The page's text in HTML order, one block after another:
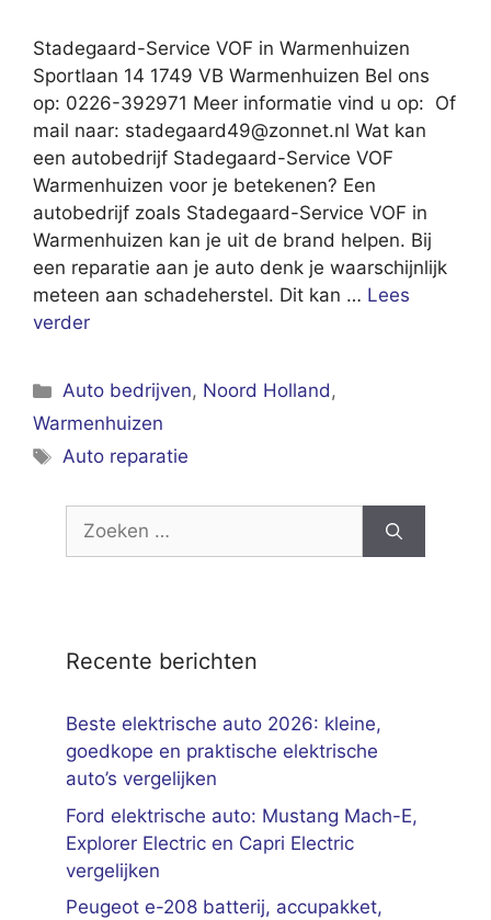
Stadegaard-Service VOF in Warmenhuizen
Sportlaan 14 1749 VB Warmenhuizen Bel ons
op: 0226-392971 Meer informatie vind u op: Of
mail naar: stadegaard49@zonnet.nl Wat kan
een autobedrijf Stadegaard-Service VOF
Warmenhuizen voor je betekenen? Een
autobedrijf zoals Stadegaard-Service VOF in
Warmenhuizen kan je uit de brand helpen. Bij
een reparatie aan je auto denk je waarschijnlijk
meteen aan schadeherstel. Dit kan … Lees
verder
Categorieën
Auto bedrijven, Noord Holland,
Warmenhuizen
Tags
Auto reparatie
Zoek
Recente berichten
Beste elektrische auto 2026: kleine,
goedkope en praktische elektrische
auto’s vergelijken
Ford elektrische auto: Mustang Mach-E,
Explorer Electric en Capri Electric
vergelijken
Peugeot e-208 batterij, accupakket,